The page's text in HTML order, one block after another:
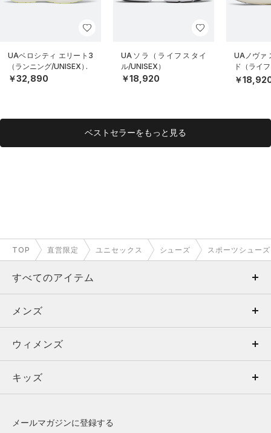
UAベロシティ エリート3
（ランニング/UNISEX）
￥32,890
UAソラ（ライフスタイ
ル/UNISEX）
￥18,920
UAノヴァ
ド（ライ
EX）
￥
ベストセラーをもっと見る
TOP 直営限定 ユニセックス シューズ スポーツシュー
すべてのアイテム
メンズ
ウィメンズ
キッズ
メンズ
トップス
ボトムス
ウィメンズ
トップス
キッズ
メールマガジンに登録する